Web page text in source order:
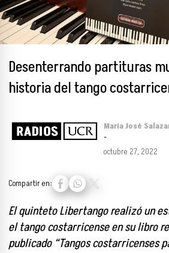
Desenterrando partituras
historia del tango
María José
-
octubre 27, 2022
Compartir en:
El quinteto Libertango realizó un
el tango costarricense en su libro
publicado “Tangos costarricenses